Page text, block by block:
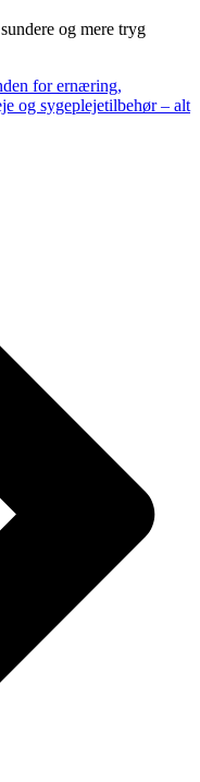
og mere tryg
for ernæring,
og sygeplejetilbehør – alt